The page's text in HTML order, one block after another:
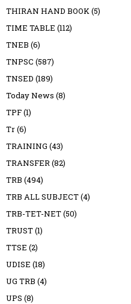
THIRAN HAND BOOK(5)
TIME TABLE (112)
TNEB (6)
TNPSC (587)
TNSED (189)
Today News (8)
TPF(1)
Tr(6)
TRAINING (43)
TRANSFER(82)
TRB (494)
TRB ALL SUBJECT(4)
TRB-TET-NET(50)
TRUST(1)
TTSE (2)
UDISE (18)
UG TRB (4)
UPS (8)